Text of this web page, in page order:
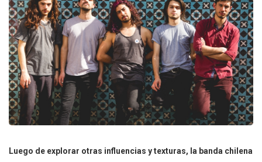
Luego de explorar otras influencias y texturas, la banda chilena